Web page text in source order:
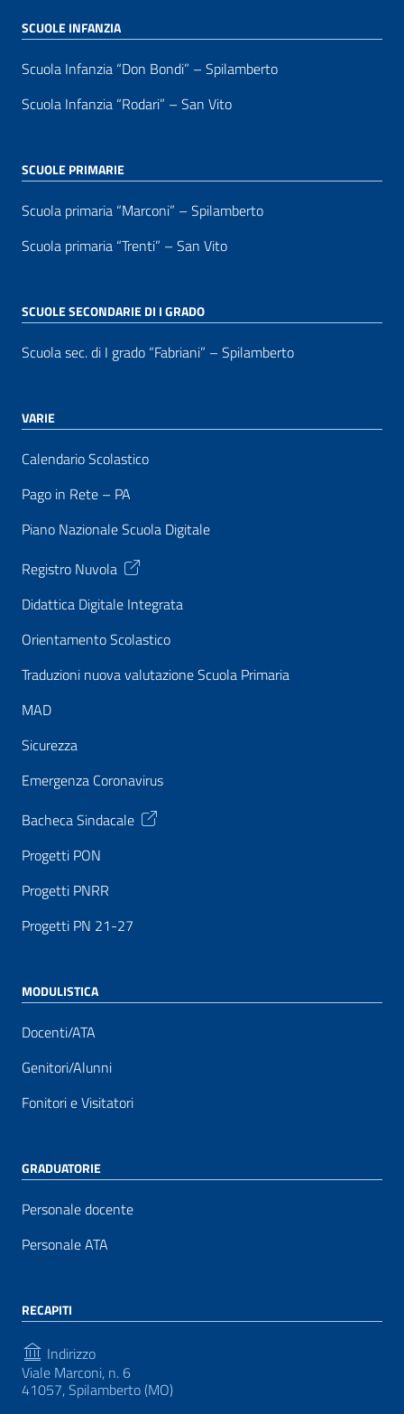
SCUOLE INFANZIA
Scuola Infanzia “Don Bondi” – Spilamberto
Scuola Infanzia “Rodari” – San Vito
SCUOLE PRIMARIE
Scuola primaria “Marconi” – Spilamberto
Scuola primaria “Trenti” – San Vito
SCUOLE SECONDARIE DI I GRADO
Scuola sec. di I grado “Fabriani” – Spilamberto
VARIE
Calendario Scolastico
Pago in Rete – PA
Piano Nazionale Scuola Digitale
Registro Nuvola
Didattica Digitale Integrata
Orientamento Scolastico
Traduzioni nuova valutazione Scuola Primaria
MAD
Sicurezza
Emergenza Coronavirus
Bacheca Sindacale
Progetti PON
Progetti PNRR
Progetti PN 21-27
MODULISTICA
Docenti/ATA
Genitori/Alunni
Fonitori e Visitatori
GRADUATORIE
Personale docente
Personale ATA
RECAPITI
Indirizzo
Viale Marconi, n. 6
41057, Spilamberto (MO)